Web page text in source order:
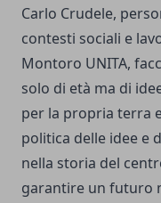
Carlo Crudele,
contesti sociali e
Montoro UNITA,
solo di età ma di
per la propria terra
politica delle idee e
nella storia del
garantire un futuro